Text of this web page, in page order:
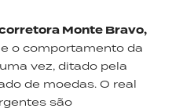
Monte Bravo,
o comportamento da
vez, ditado pela
de moedas. O real
são